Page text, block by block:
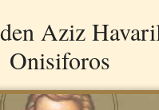
Aziz
Onisiforos